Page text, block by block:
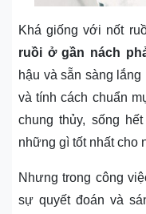
Khá giống với nốt
ruồi ở gần nách
hậu và sẵn sàng
và tính cách chuẩn
chung thủy, sống
những gì tốt nhất cho
Nhưng trong công
sự quyết đoán và